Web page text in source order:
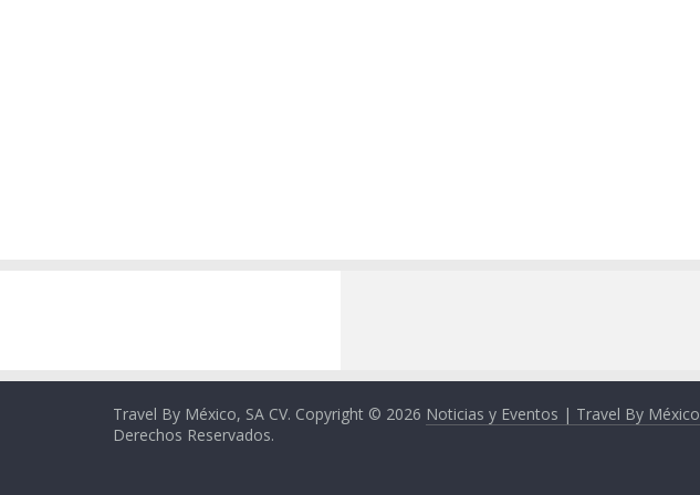
Travel By México, SA CV. Copyright © 2026 Noticias y Eventos | Travel By México
Derechos Reservados.